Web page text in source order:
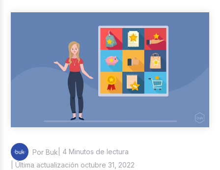
Columna del Experto
Entrevistas
Por Buk | 4 Minutos de lectura
| Última actualización octubre 31, 2022